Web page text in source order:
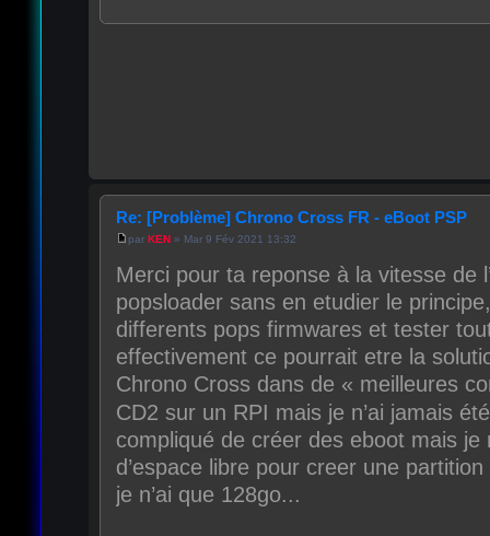
Re: [Problème] Chrono Cross FR - eBoot PSP
par KEN» Mar 9 Fév 2021 13:32
Merci pour ta reponse à la vitesse de
popsloader sans en etudier le
differents pops firmwares et tester
effectivement ce pourrait etre la
Chrono Cross dans de « meilleures
CD2 sur un RPI mais je n’ai jamais
compliqué de créer des eboot mais je
d’espace libre pour creer une
je n’ai que 128go...